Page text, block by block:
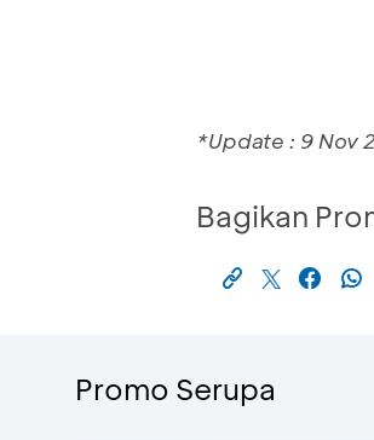
*Update : 9 Nov
Bagikan
Promo Serupa